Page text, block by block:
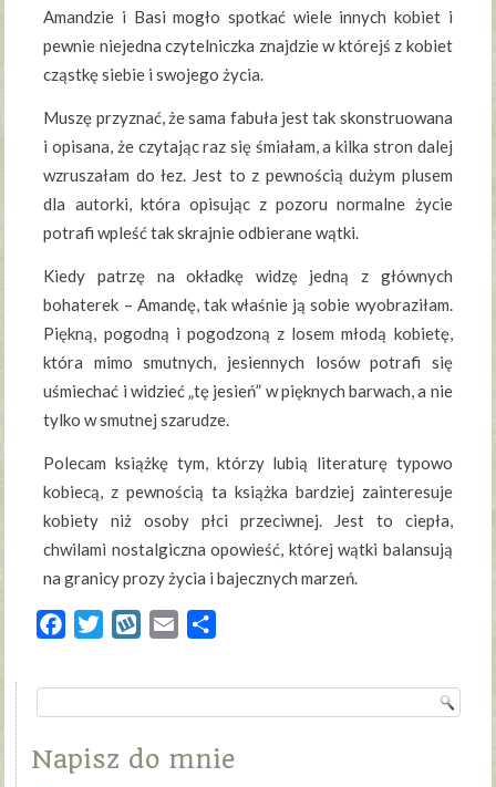
Amandzie i Basi mogło spotkać wiele innych kobiet i
pewnie niejedna czytelniczka znajdzie w którejś z kobiet
cząstkę siebie i swojego życia.
Muszę przyznać, że sama fabuła jest tak skonstruowana
i opisana, że czytając raz się śmiałam, a kilka stron dalej
wzruszałam do łez. Jest to z pewnością dużym plusem
dla autorki, która opisując z pozoru normalne życie
potrafi wpleść tak skrajnie odbierane wątki.
Kiedy patrzę na okładkę widzę jedną z głównych
bohaterek – Amandę, tak właśnie ją sobie wyobraziłam.
Piękną, pogodną i pogodzoną z losem młodą kobietę,
która mimo smutnych, jesiennych losów potrafi się
uśmiechać i widzieć „tę jesień” w pięknych barwach, a nie
tylko w smutnej szarudze.
Polecam książkę tym, którzy lubią literaturę typowo
kobiecą, z pewnością ta książka bardziej zainteresuje
kobiety niż osoby płci przeciwnej. Jest to ciepła,
chwilami nostalgiczna opowieść, której wątki balansują
na granicy prozy życia i bajecznych marzeń.
FacebookTwitterWykopEmail
Napisz do mnie